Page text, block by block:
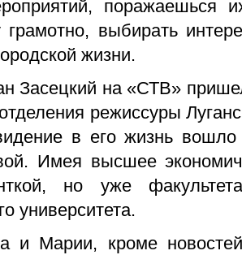
поражаешься
грамотно, выбирать
жизни.
Засецкий на «СТВ»
режиссуры
в его жизнь
Имея высшее
но уже
университета.
и Марии, кроме